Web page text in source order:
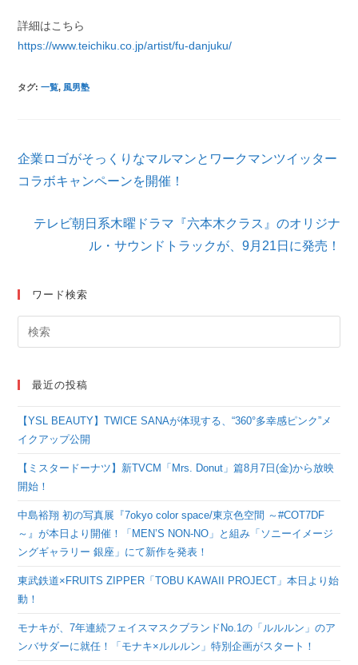
詳細はこちら
https://www.teichiku.co.jp/artist/fu-danjuku/
タグ:一覧, 風男塾
そ
の
他
企業ロゴがそっくりなマルマンとワークマンツイッター
コラボキャンペーンを開催！
テレビ朝日系木曜ドラマ『六本木クラス』のオリジナ
ル・サウンドトラックが、9月21日に発売！
ワード検索
最近の投稿
【YSL BEAUTY】TWICE SANAが体現する、“360°多幸感ピンク”メ
イクアップ公開
【ミスタードーナツ】新TVCM「Mrs. Donut」篇8月7日(金)から放映
開始！
中島裕翔 初の写真展『7okyo color space/東京色空間 ～#COT7DF
～』が本日より開催！「MEN’S NON-NO」と組み「ソニーイメージ
ングギャラリー 銀座」にて新作を発表！
東武鉄道×FRUITS ZIPPER「TOBU KAWAII PROJECT」本日より始
動！
モナキが、7年連続フェイスマスクブランドNo.1の「ルルルン」のア
ンバサダーに就任！「モナキ×ルルルン」特別企画がスタート！